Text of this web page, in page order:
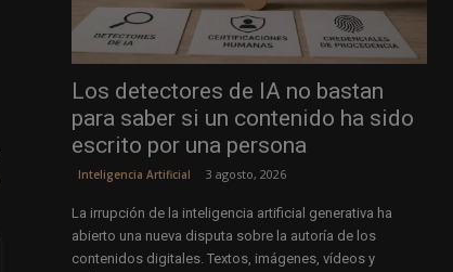
Los detectores de IA no bastan
para saber si un contenido ha sido
escrito por una persona
Inteligencia Artificial 3 agosto, 2026
La irrupción de la inteligencia artificial generativa ha
abierto una nueva disputa sobre la autoría de los
contenidos digitales. Textos, imágenes, vídeos y